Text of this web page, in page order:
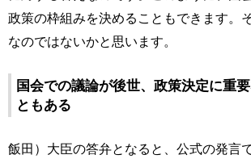
政策の枠組みを決めることもできます。
なのではないかと思います。
国会での議論が後世、政策決定に重
ともある
飯田）大臣の答弁となると、公式の発言